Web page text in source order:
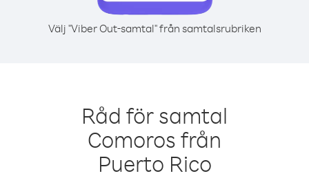
Välj "Viber Out-samtal" från samtalsrubriken
Råd för samtal
Comoros från
Puerto Rico